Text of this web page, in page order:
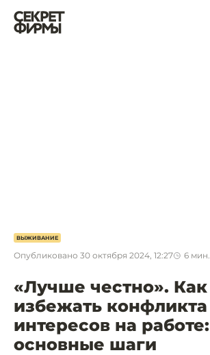
ВЫЖИВАНИЕ
Опубликовано 30 октября 2024, 12:27 6 мин.
«Лучше честно». Как
избежать конфликта
интересов на работе:
основные шаги